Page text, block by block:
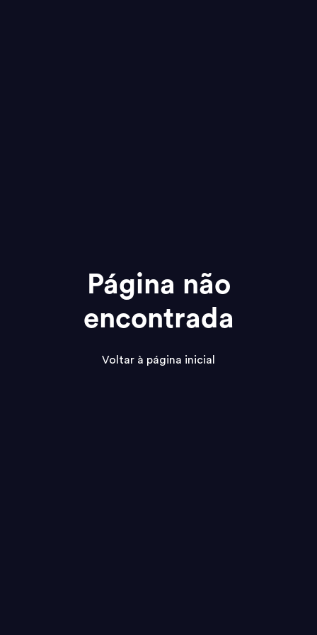
Página não
encontrada
Voltar à página inicial